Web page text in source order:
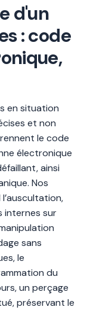
d'un
: code
en situation
et non
le code
électronique
ainsi
Nos
internes sur
sans
le
du
un perçage
préservant le